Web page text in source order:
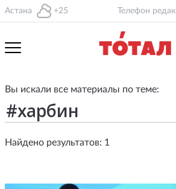
Астана +25 Телефон
Вы искали все материалы по теме:
Найдено результатов: 1